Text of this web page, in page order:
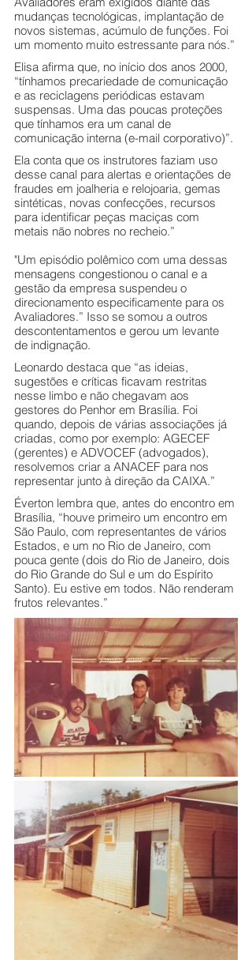
mudanças tecnológicas, implantação de
novos sistemas, acúmulo de funções. Foi
um momento muito estressante para nós.”
Elisa afirma que, no início dos anos 2000,
“tínhamos precariedade de comunicação
e as reciclagens periódicas estavam
suspensas. Uma das poucas proteções
que tínhamos era um canal de
comunicação interna (e-mail corporativo)”.
Ela conta que os instrutores faziam uso
desse canal para alertas e orientações de
fraudes em joalheria e relojoaria, gemas
sintéticas, novas confecções, recursos
para identificar peças maciças com
metais não nobres no recheio.”
"Um episódio polêmico com uma dessas
mensagens congestionou o canal e a
gestão da empresa suspendeu o
direcionamento especificamente para os
Avaliadores.” Isso se somou a outros
descontentamentos e gerou um levante
de indignação.
Leonardo destaca que “as ideias,
sugestões e críticas ficavam restritas
nesse limbo e não chegavam aos
gestores do Penhor em Brasília. Foi
quando, depois de várias associações já
criadas, como por exemplo: AGECEF
(gerentes) e ADVOCEF (advogados),
resolvemos criar a ANACEF para nos
representar junto à direção da CAIXA.”
Éverton lembra que, antes do encontro em
Brasília, “houve primeiro um encontro em
São Paulo, com representantes de vários
Estados, e um no Rio de Janeiro, com
pouca gente (dois do Rio de Janeiro, dois
do Rio Grande do Sul e um do Espírito
Santo). Eu estive em todos. Não renderam
frutos relevantes.”